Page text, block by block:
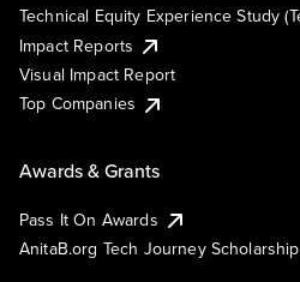
Technical Equity Experience Study
Impact Reports
Visual Impact Report
Top Companies
Awards & Grants
Pass It On Awards
AnitaB.org Tech Journey Scholarship